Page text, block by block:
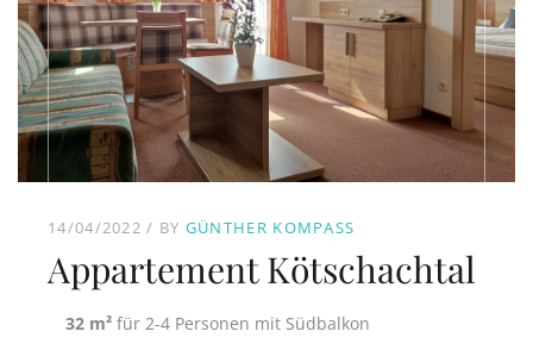
14/04/2022 BY GÜNTHER KOMPASS
Appartement Kötschachtal
32 m² für 2-4 Personen mit Südbalkon